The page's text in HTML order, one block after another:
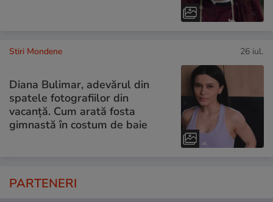
Stiri Mondene 26 iul.
Diana Bulimar, adevărul din
spatele fotografiilor din
vacanță. Cum arată fosta
gimnastă în costum de baie
PARTENERI